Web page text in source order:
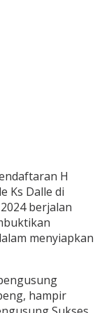
H
Ks Dalle di
berjalan
menyiapkan
hampir